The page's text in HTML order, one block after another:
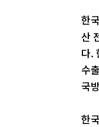
한
산
다.
수
국
한